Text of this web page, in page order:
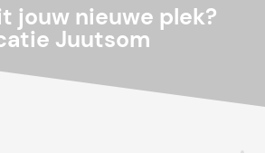
jouw nieuwe plek?
Juutsom